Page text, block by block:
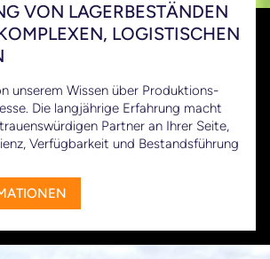
VON LAGERBESTÄNDEN
LOGISTISCHEN
unserem Wissen über Produktions-
Die langjährige Erfahrung macht
Partner an Ihrer Seite,
Verfügbarkeit und Bestandsführung